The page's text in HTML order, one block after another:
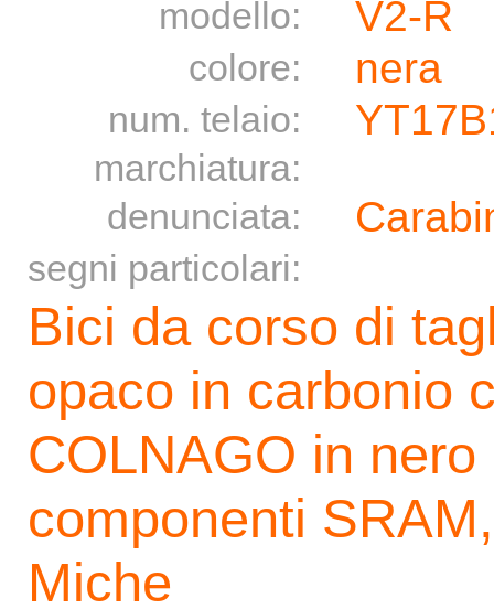
modello: V2-R
colore: nera
num. telaio:
marchiatura:
denunciata:
segni particolari:
Bici da corso di
opaco in carbonio
COLNAGO in
componenti
Miche